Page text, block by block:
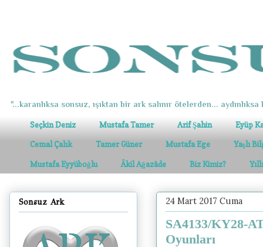
"...karanlıksa sonsuz, ışıktan bir ark salınır ötelerden... aydınlıksa
Seçkin Deniz Mustafa Tamer Arif Şahin Eyüp
Cemal Çalık Tamer Güner Mustafa Ege Yaşlı
Mustafa Eyyüboğlu Âkil Ağazâde Biz Kimiz?
24 Mart 2017 Cuma
SA4133/KY28-
Oyunları
Sonsuz Ark